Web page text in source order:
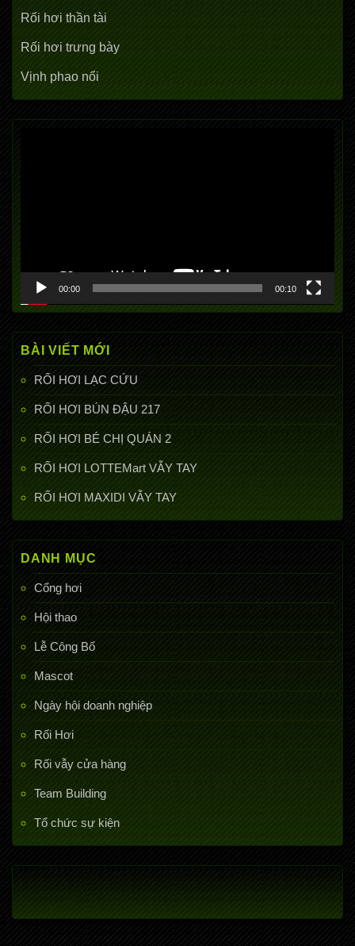
Rối hơi thần tài
Rối hơi trưng bày
Vịnh phao nổi
Trình
chơi
Video
00:00 00:10
BÀI VIẾT MỚI
RỐI HƠI LẠC CỨU
RỐI HƠI BÚN ĐẬU 217
RỐI HƠI BÉ CHỊ QUÁN 2
RỐI HƠI LOTTEMart VẪY TAY
RỐI HƠI MAXIDI VẪY TAY
DANH MỤC
Cổng hơi
Hội thao
Lễ Công Bố
Mascot
Ngày hội doanh nghiệp
Rối Hơi
Rối vẫy cửa hàng
Team Building
Tổ chức sự kiện